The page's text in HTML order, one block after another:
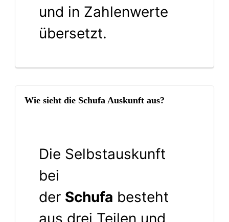
und in Zahlenwerte
übersetzt.
Wie sieht die Schufa Auskunft aus?
Die Selbstauskunft
bei
der Schufa besteht
aus drei Teilen und